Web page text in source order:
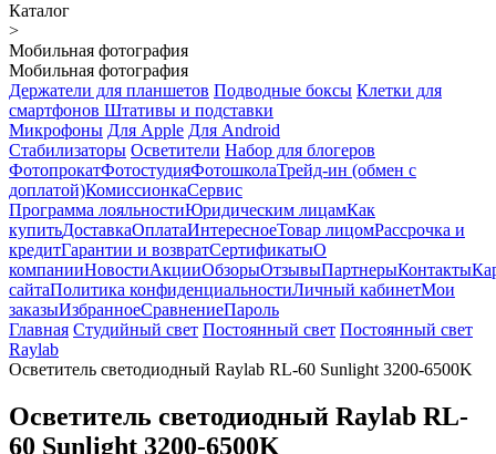
Каталог
>
Мобильная фотография
Мобильная фотография
Держатели для планшетов Подводные боксы Клетки для
смартфонов Штативы и подставки
Микрофоны Для Apple Для Android
Стабилизаторы Осветители Набор для блогеров
ФотопрокатФотостудияФотошколаТрейд-ин (обмен с
доплатой)КомиссионкаСервис
Программа лояльностиЮридическим лицамКак
купитьДоставкаОплатаИнтересноеТовар лицомРассрочка и
кредитГарантии и возвратСертификатыО
компанииНовостиАкцииОбзорыОтзывыПартнерыКонтакты
сайтаПолитика конфиденциальностиЛичный кабинетМои
заказыИзбранноеСравнениеПароль
Главная Студийный свет Постоянный свет Постоянный свет
Raylab
Осветитель светодиодный Raylab RL-60 Sunlight 3200-6500K
Осветитель светодиодный Raylab RL-
60 Sunlight 3200-6500K